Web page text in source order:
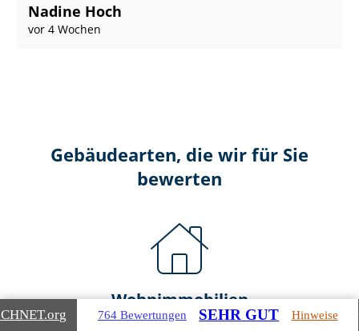
Nadine Hoch
vor 4 Wochen
Gebäudearten, die wir für Sie
bewerten
Wohnimmobilien
.org 764 Bewertungen SEHR GUT Hinweise